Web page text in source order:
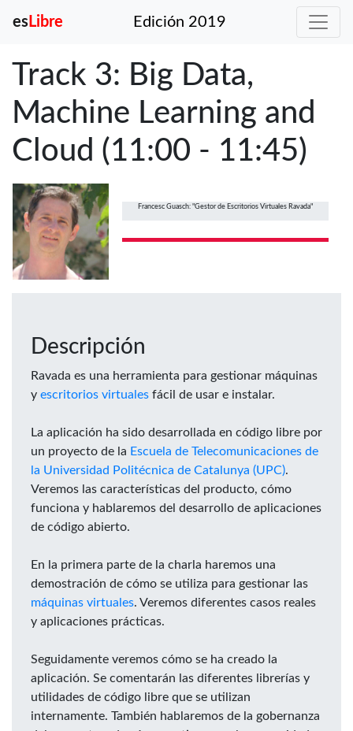
es Libre Edición 2019
Track 3: Big Data,
Machine Learning and
Cloud (11:00 - 11:45)
Francesc Guasch: "Gestor de Escritorios Virtuales Ravada"
Descripción
Ravada es una herramienta para gestionar máquinas
y escritorios virtuales fácil de usar e instalar.
La aplicación ha sido desarrollada en código libre por
un proyecto de la Escuela de Telecomunicaciones de
la Universidad Politécnica de Catalunya (UPC).
Veremos las características del producto, cómo
funciona y hablaremos del desarrollo de aplicaciones
de código abierto.
En la primera parte de la charla haremos una
demostración de cómo se utiliza para gestionar las
máquinas virtuales. Veremos diferentes casos reales
y aplicaciones prácticas.
Seguidamente veremos cómo se ha creado la
aplicación. Se comentarán las diferentes librerías y
utilidades de código libre que se utilizan
internamente. También hablaremos de la gobernanza